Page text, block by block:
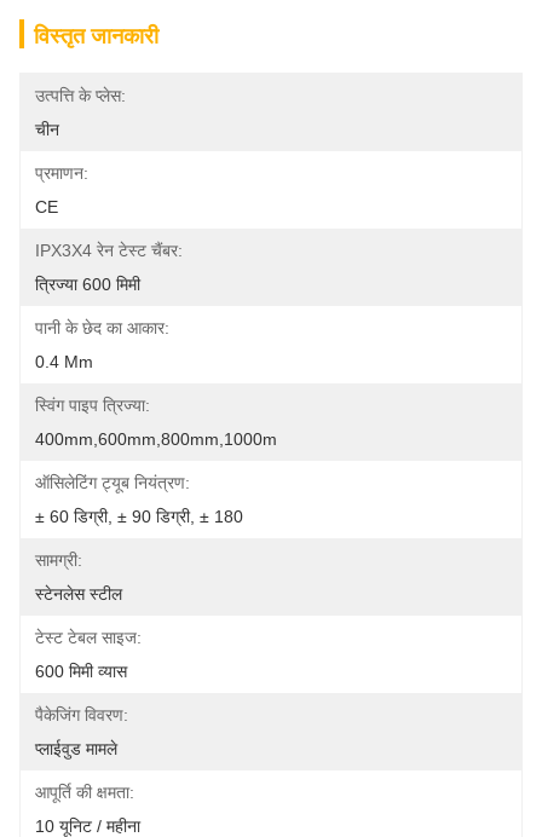
विस्तृत जानकारी
उत्पत्ति के प्लेस:
चीन
प्रमाणन:
CE
IPX3X4 रेन टेस्ट चैंबर:
त्रिज्या 600 मिमी
पानी के छेद का आकार:
0.4 Mm
स्विंग पाइप त्रिज्या:
400mm,600mm,800mm,1000m
ऑसिलेटिंग ट्यूब नियंत्रण:
± 60 डिग्री, ± 90 डिग्री, ± 180
सामग्री:
स्टेनलेस स्टील
टेस्ट टेबल साइज:
600 मिमी व्यास
पैकेजिंग विवरण:
प्लाईवुड मामले
आपूर्ति की क्षमता:
10 यूनिट / महीना